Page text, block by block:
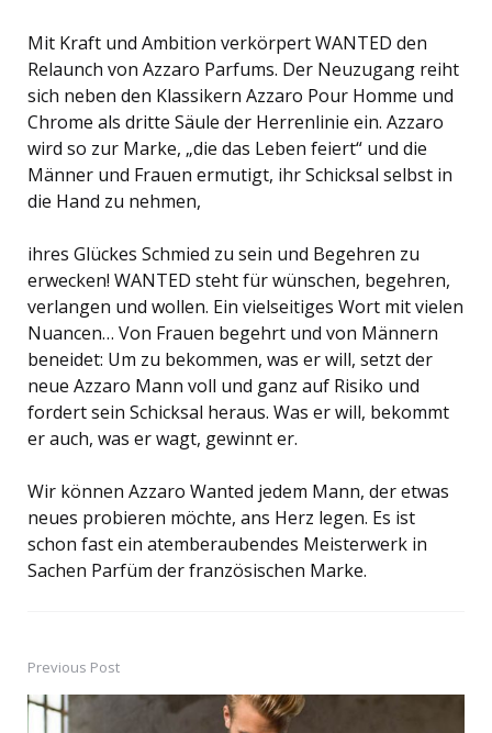
Mit Kraft und Ambition verkörpert WANTED den
Relaunch von Azzaro Parfums. Der Neuzugang reiht
sich neben den Klassikern Azzaro Pour Homme und
Chrome als dritte Säule der Herrenlinie ein. Azzaro
wird so zur Marke, „die das Leben feiert“ und die
Männer und Frauen ermutigt, ihr Schicksal selbst in
die Hand zu nehmen,
ihres Glückes Schmied zu sein und Begehren zu
erwecken! WANTED steht für wünschen, begehren,
verlangen und wollen. Ein vielseitiges Wort mit vielen
Nuancen… Von Frauen begehrt und von Männern
beneidet: Um zu bekommen, was er will, setzt der
neue Azzaro Mann voll und ganz auf Risiko und
fordert sein Schicksal heraus. Was er will, bekommt
er auch, was er wagt, gewinnt er.
Wir können Azzaro Wanted jedem Mann, der etwas
neues probieren möchte, ans Herz legen. Es ist
schon fast ein atemberaubendes Meisterwerk in
Sachen Parfüm der französischen Marke.
Post
navigation
Previous Post